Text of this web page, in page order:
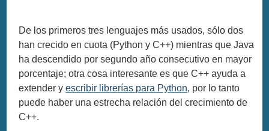
De los primeros tres lenguajes más usados, sólo dos
han crecido en cuota (Python y C++) mientras que Java
ha descendido por segundo año consecutivo en mayor
porcentaje; otra cosa interesante es que C++ ayuda a
extender yescribir librerías para Python, por lo tanto
puede haber una estrecha relación del crecimiento de
C++.